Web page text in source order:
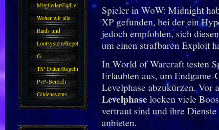
Mitglieder/Eq/Lvl
Woher wir alle
kommen.
Raids und
Zubehör
Lootsystem/Regeln
G.-
Sparkasse/Goldleihen
TS³ Daten/Regeln
PvP-Bereich
Gildenevents
Spieler in WoW: Midnight
XP gefunden, bei der ein
jedoch empfohlen, sich
um einen strafbaren Exploit
In World of Warcraft testen
Erlaubten aus, um
Levelphase abzukürzen. Vor
Levelphaselocken viele
vertraut sind und ihre
anbieten.